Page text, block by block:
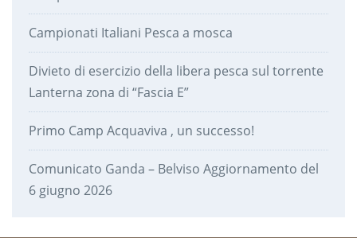
Campionati Italiani Pesca a mosca
Divieto di esercizio della libera pesca sul torrente
Lanterna zona di “Fascia E”
Primo Camp Acquaviva , un successo!
Comunicato Ganda – Belviso Aggiornamento del
6 giugno 2026